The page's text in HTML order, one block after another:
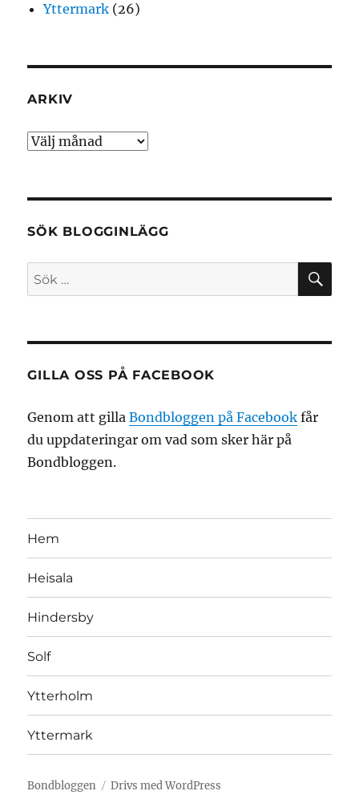
Yttermark (26)
ARKIV
Arkiv
SÖK BLOGGINLÄGG
Sök
efter:
GILLA OSS PÅ FACEBOOK
Genom att gillaBondbloggen på Facebook får
du uppdateringar om vad som sker här på
Bondbloggen.
Hem
Heisala
Hindersby
Solf
Ytterholm
Yttermark
Bondbloggen Drivs med WordPress